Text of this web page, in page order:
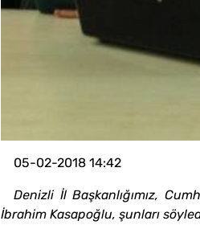
05-02-2018 14:42
Denizli İl Başkanlığımız,
İbrahim Kasapoğlu, şunları